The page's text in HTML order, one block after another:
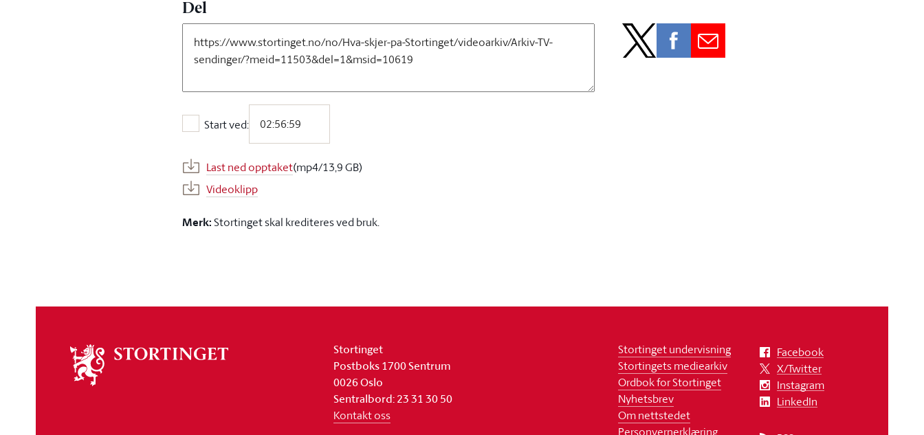
Del
Start ved:
Start ved:
Last ned opptaket(mp4/13,9 GB)
Videoklipp
Merk:Stortinget skal krediteres ved bruk.
stortinget
Stortinget
Postboks 1700 Sentrum
0026 Oslo
Sentralbord: 23 31 30 50
Kontakt oss
Stortinget undervisning
Stortingets mediearkiv
Ordbok for Stortinget
Nyhetsbrev
Om nettstedet
Personvernerklæring
Facebook
X/Twitter
Instagram
LinkedIn